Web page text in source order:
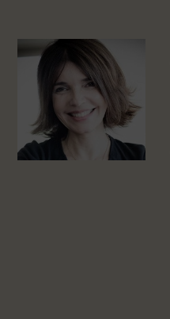
s
L